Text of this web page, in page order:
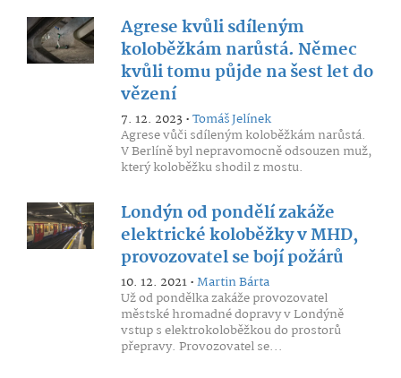
Agrese kvůli sdíleným
koloběžkám narůstá. Němec
kvůli tomu půjde na šest let do
vězení
7. 12. 2023 •Tomáš Jelínek
Agrese vůči sdíleným koloběžkám narůstá.
V Berlíně byl nepravomocně odsouzen muž,
který koloběžku shodil z mostu.
Londýn od pondělí zakáže
elektrické koloběžky v MHD,
provozovatel se bojí požárů
10. 12. 2021 •Martin Bárta
Už od pondělka zakáže provozovatel
městské hromadné dopravy v Londýně
vstup s elektrokoloběžkou do prostorů
přepravy. Provozovatel se...